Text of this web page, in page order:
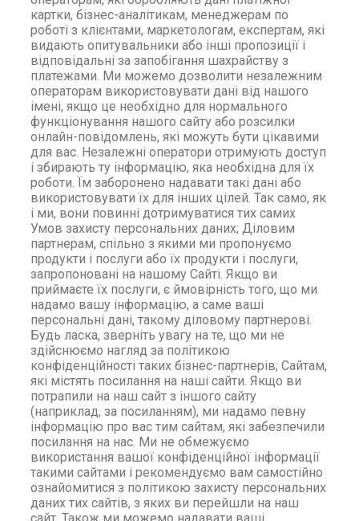
картки, бізнес-аналітикам, менеджерам по
роботі з клієнтами, маркетологам, експертам, які
видають опитувальники або інші пропозиції і
відповідальні за запобігання шахрайству з
платежами. Ми можемо дозволити незалежним
операторам використовувати дані від нашого
імені, якщо це необхідно для нормального
функціонування нашого сайту або розсилки
онлайн-повідомлень, які можуть бути цікавими
для вас. Незалежні оператори отримують доступ
і збирають ту інформацію, яка необхідна для їх
роботи. Їм заборонено надавати такі дані або
використовувати їх для інших цілей. Так само, як
і ми, вони повинні дотримуватися тих самих
Умов захисту персональних даних; Діловим
партнерам, спільно з якими ми пропонуємо
продукти і послуги або їх продукти і послуги,
запропоновані на нашому Сайті. Якщо ви
приймаєте їх послуги, є ймовірність того, що ми
надамо вашу інформацію, а саме ваші
персональні дані, такому діловому партнерові.
Будь ласка, зверніть увагу на те, що ми не
здійснюємо нагляд за політикою
конфіденційності таких бізнес-партнерів; Сайтам,
які містять посилання на наші сайти. Якщо ви
потрапили на наш сайт з іншого сайту
(наприклад, за посиланням), ми надамо певну
інформацію про вас тим сайтам, які забезпечили
посилання на нас. Ми не обмежуємо
використання вашої конфіденційної інформації
такими сайтами і рекомендуємо вам самостійно
ознайомитися з політикою захисту персональних
даних тих сайтів, з яких ви перейшли на наш